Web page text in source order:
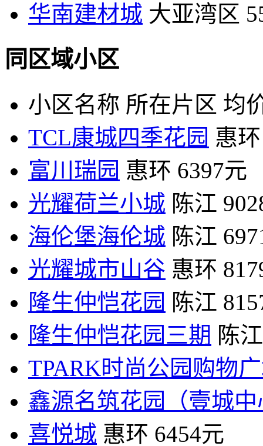
华南建材城 大亚湾区
同区域小区
小区名称 所在片区 均
TCL康城四季花园 惠环
富川瑞园 惠环 6397元
光耀荷兰小城 陈江
海伦堡海伦城 陈江
光耀城市山谷 惠环
隆生仲恺花园 陈江
隆生仲恺花园三期 陈江
TPARK时尚公园购物
鑫源名筑花园（壹城中
喜悦城 惠环 6454元